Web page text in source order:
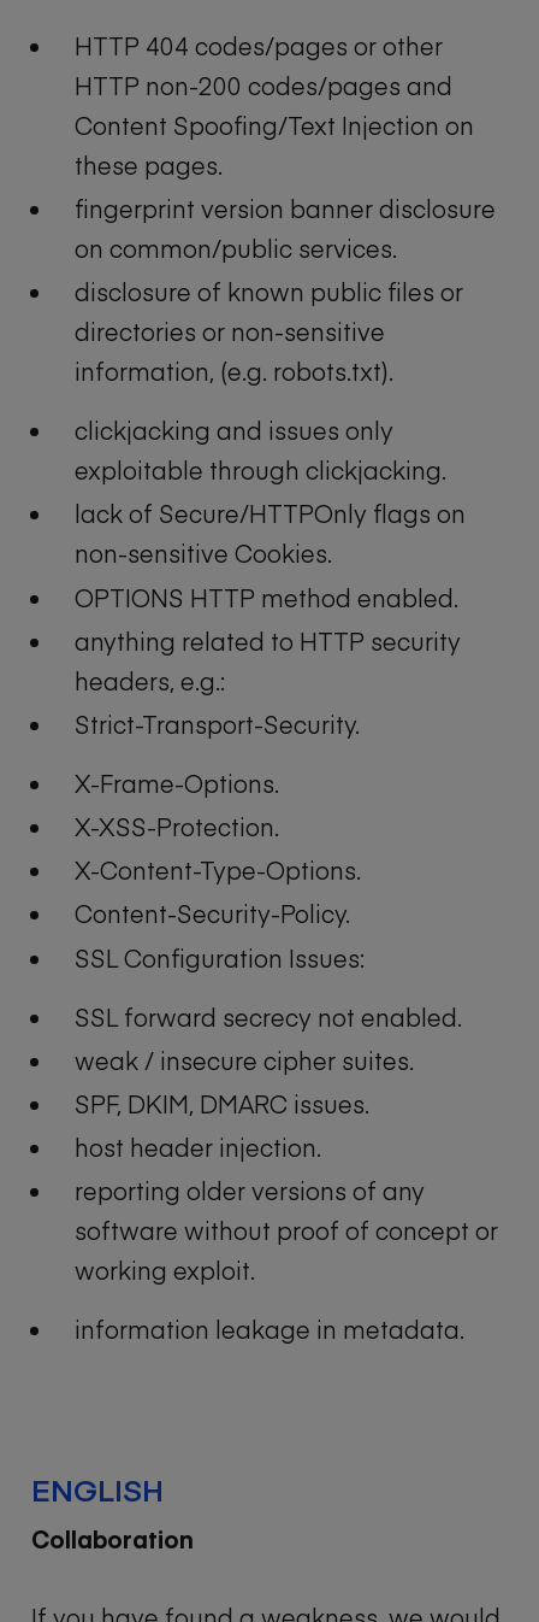
HTTP 404 codes/pages or other
HTTP non-200 codes/pages and
Content Spoofing/Text Injection on
these pages.
fingerprint version banner disclosure
on common/public services.
disclosure of known public files or
directories or non-sensitive
information, (e.g. robots.txt).
clickjacking and issues only
exploitable through clickjacking.
lack of Secure/HTTPOnly flags on
non-sensitive Cookies.
OPTIONS HTTP method enabled.
anything related to HTTP security
headers, e.g.:
Strict-Transport-Security.
X-Frame-Options.
X-XSS-Protection.
X-Content-Type-Options.
Content-Security-Policy.
SSL Configuration Issues:
SSL forward secrecy not enabled.
weak / insecure cipher suites.
SPF, DKIM, DMARC issues.
host header injection.
reporting older versions of any
software without proof of concept or
working exploit.
information leakage in metadata.
ENGLISH
Collaboration